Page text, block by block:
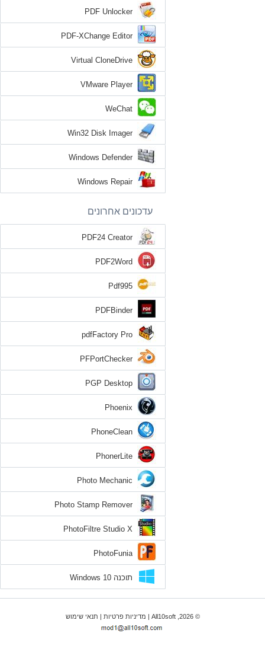
PDF Unlocker
PDF-XChange Editor
Virtual CloneDrive
VMware Player
WeChat
Win32 Disk Imager
Windows Defender
Windows Repair
עדכונים אחרונים
PDF24 Creator
PDF2Word
Pdf995
PDFBinder
pdfFactory Pro
PFPortChecker
PGP Desktop
Phoenix
PhoneClean
PhonerLite
Photo Mechanic
Photo Stamp Remover
PhotoFiltre Studio X
PhotoFunia
תוכנה Windows 10
© 2026, All10soft | מדיניות פרטיות|תנאי שימוש